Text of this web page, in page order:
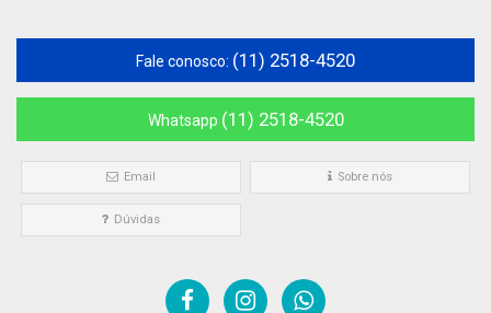
Fale conosco: (11) 2518-4520
Whatsapp (11) 2518-4520
Email Sobre nós
Dúvidas